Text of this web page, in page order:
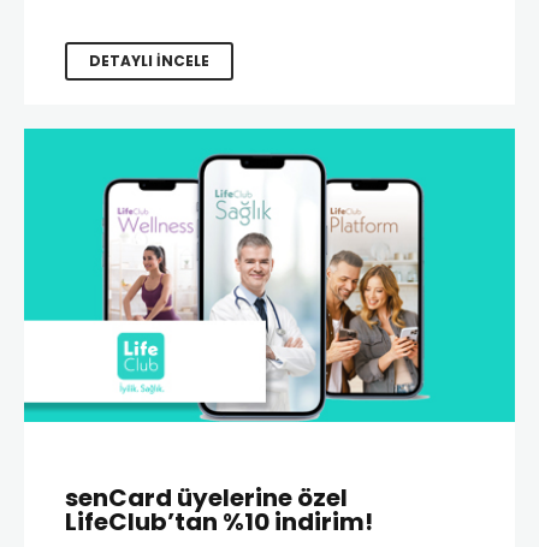
DETAYLI İNCELE
senCard üyelerine özel
LifeClub’tan %10 indirim!